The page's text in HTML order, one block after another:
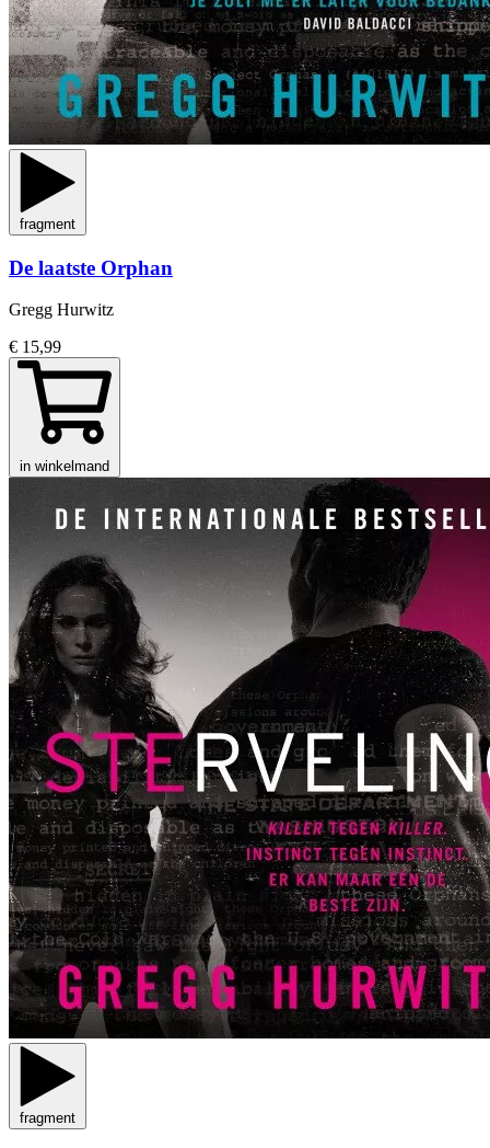
fragment
De laatste Orphan
Gregg Hurwitz
€ 15,99
in winkelmand
fragment